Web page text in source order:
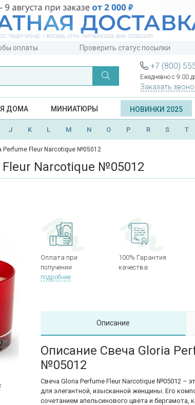
оплаты Проверить статус посылки
+7 (800)
Ежедневно с 9:00
Заказать
ДОМА МИНИАТЮРЫ НОВИНКИ 2025
J K L M N O P R S T
Perfume Fleur Narcotique №05012
Narcotique №05012
Оплата при
получении
подробнее
100% Гарантия
качества
Описание
Описание Свеча Gloria
№05012
Свеча Gloria Perfume Fleur Narcotique №05012 –
для элегантной, изысканной женщины. Его
сочетанием апельсинового цвета и